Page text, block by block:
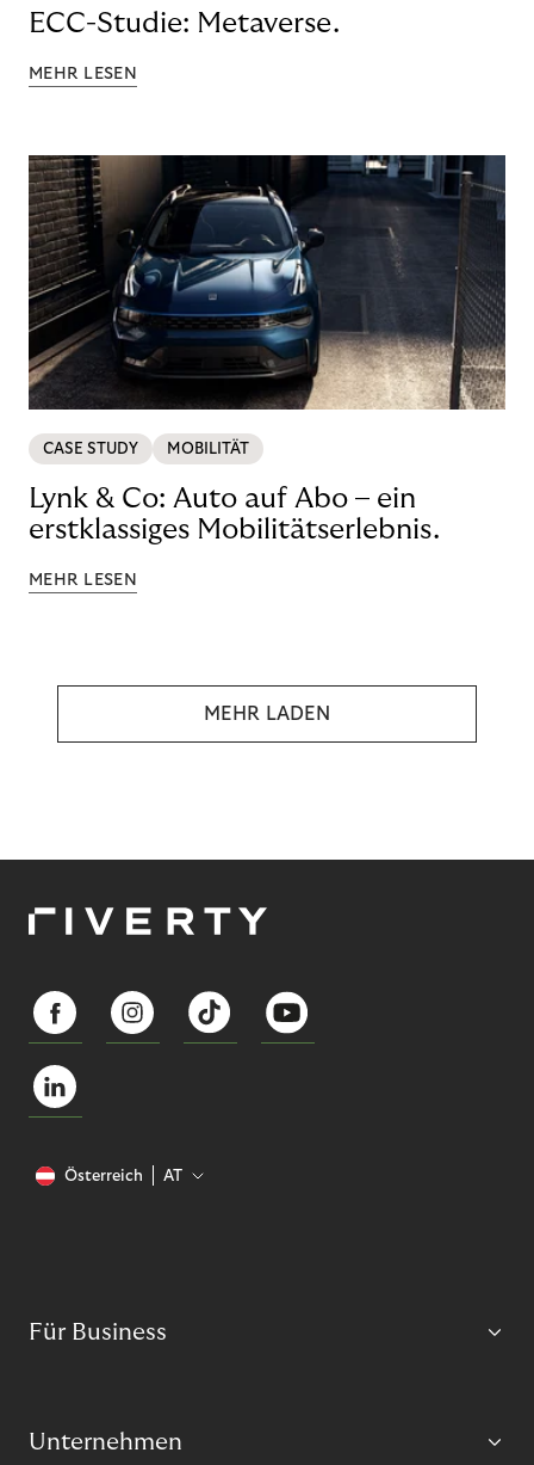
ECC-Studie: Metaverse.
MEHR LESEN
CASE STUDY MOBILITÄT
Lynk & Co: Auto auf Abo – ein
erstklassiges Mobilitätserlebnis.
MEHR LESEN
MEHR LADEN
Österreich AT
Für Business
Unternehmen